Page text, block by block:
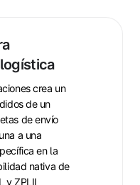
crea un
de un
de envío
a una
en la
nativa de
y ZPLII